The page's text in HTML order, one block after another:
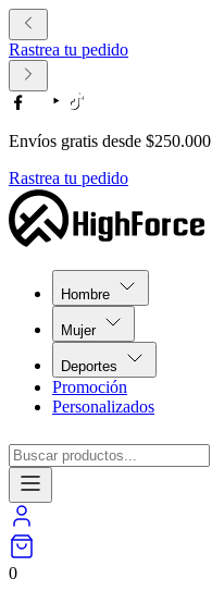
Rastrea tu pedido
Envíos gratis desde $250.000
Rastrea tu pedido
Hombre
Mujer
Deportes
Promoción
Personalizados
0